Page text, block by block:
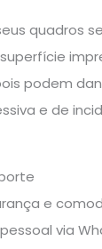
quadros
podem
e de
e
via